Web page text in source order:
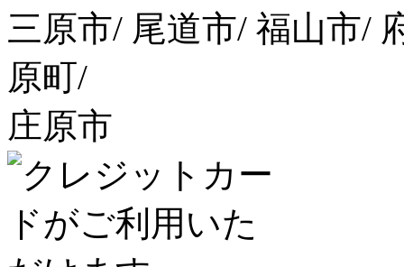
三原市/ 尾道市/ 福山市/
原町/
庄原市